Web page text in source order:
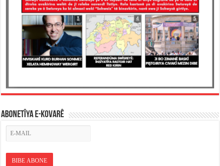
ABONETÎYA E-KOVARÊ